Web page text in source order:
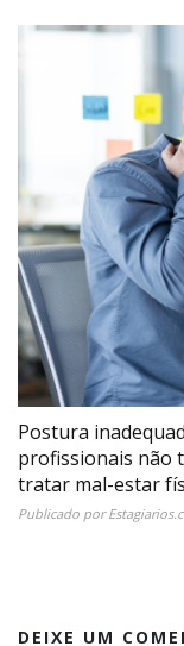
Postura
profissionais não
tratar mal-estar
Publicado por
DEIXE UM